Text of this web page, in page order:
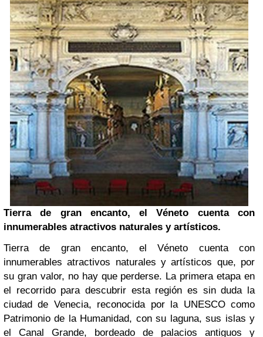
Tierra de gran encanto, el Véneto cuenta con
innumerables atractivos naturales y artísticos.
Tierra de gran encanto, el Véneto cuenta con
innumerables atractivos naturales y artísticos que, por
su gran valor, no hay que perderse. La primera etapa en
el recorrido para descubrir esta región es sin duda la
ciudad de Venecia, reconocida por la UNESCO como
Patrimonio de la Humanidad, con su laguna, sus islas y
el Canal Grande, bordeado de palacios antiguos y